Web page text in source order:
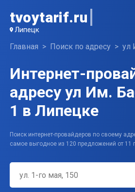
tvoytarif.ru
Липецк
Главная Поиск по адресу ул
Интернет-
адресу ул Им.
1 в Липецке
Поиск интернет-провайдеров по своему
самое выгодное из 120 предложений от 11